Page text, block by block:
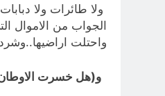
ولا طائرات ولا
الجواب من الاموال
واحتلت
و(هل خسرت الاوطان